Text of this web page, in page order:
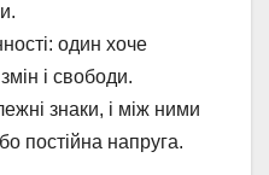
один хоче
і свободи.
знаки, і між ними
постійна напруга.